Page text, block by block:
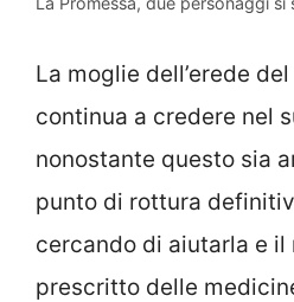
La moglie dell’erede
continua a credere nel
nonostante questo sia
punto di rottura
cercando di aiutarla e il
prescritto delle